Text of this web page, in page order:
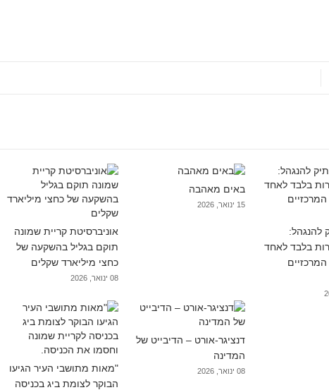
להנגהל:
בלבד לאחד
באים מאהבה
15 ינואר, 2026
אוניברסיטת קריית שמונה
תוקם בגליל בהשקעה של
כחצי מיליארד שקלים
08 ינואר, 2026
דנציגר-אורט – הדיבייט של
המדינה
08 ינואר, 2026
"מאות מתושבי העיר הגיעו
הבוקר לצומת ביג בכניסה